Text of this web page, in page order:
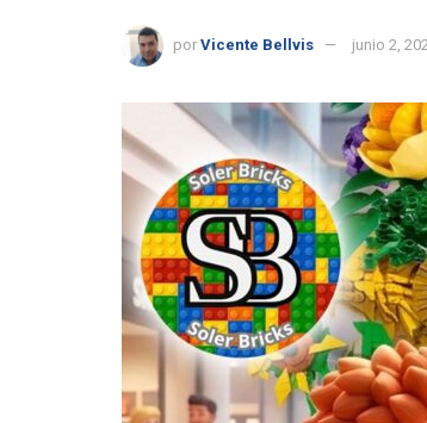
por Vicente Bellvis junio 2,